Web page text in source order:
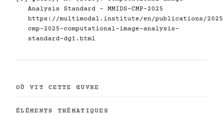
Analysis Standard - MMIDS-CMP-2025
https://multimodal.institute/en/publications/2025/
cmp-2025-computational-image-analysis-
standard-dg1.html
OÙ VIT CETTE ŒUVRE
ÉLÉMENTS THÉMATIQUES